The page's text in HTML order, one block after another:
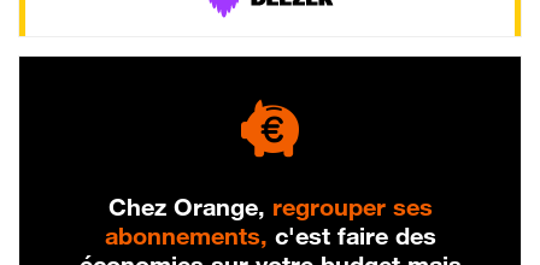
Chez Orange, regrouper ses
abonnements, c'est faire des